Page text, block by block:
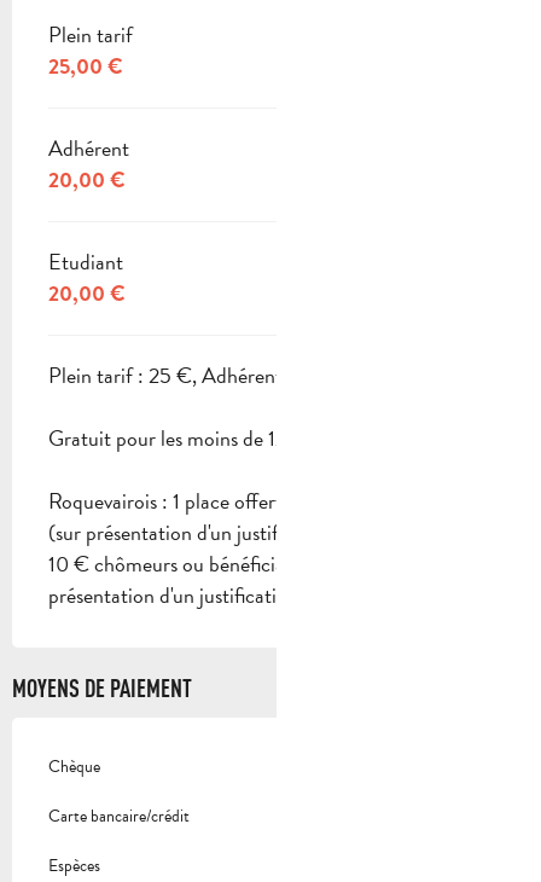
Plein tarif
25,00 €
Adhérent
20,00 €
Etudiant
20,00 €
Plein tarif : 25 €, Adhérent : 20 €, Etudiant : 20 €.
Gratuit pour les moins de 12 ans.
Roquevairois : 1 place offerte pour 1 place achetée
(sur présentation d'un justificatif).
10 € chômeurs ou bénéficiaires du RSA (sur
présentation d'un justificatif).
MOYENS DE PAIEMENT
Chèque
Carte bancaire/crédit
Espèces